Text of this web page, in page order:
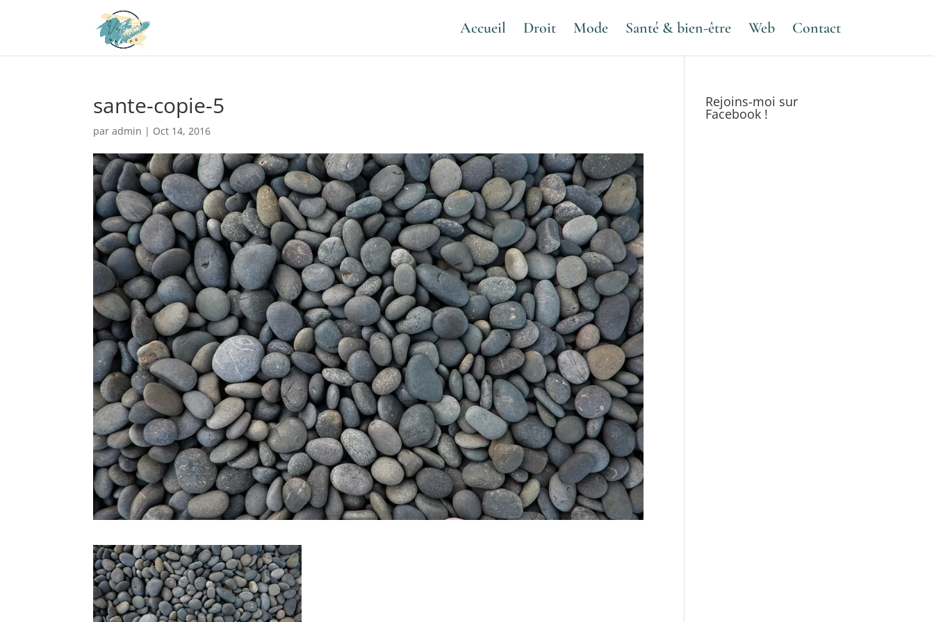
Accueil Droit Mode Santé & bien-être Web Contact
sante-copie-5
paradmin | Oct 14, 2016
Rejoins-moi sur
Facebook !